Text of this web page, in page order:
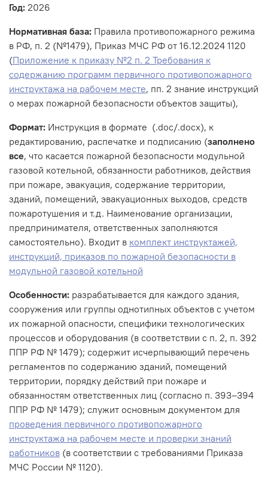
Год: 2026
Нормативная база: Правила противопожарного режима
в РФ, п. 2 (№1479), Приказ МЧС РФ от 16.12.2024 1120
(Приложение к приказу №2 п. 2 Требования к
содержанию программ первичного противопожарного
инструктажа на рабочем месте, пп. 2 знание инструкций
о мерах пожарной безопасности объектов защиты),
Формат: Инструкция в формате (.doc/.docx), к
редактированию, распечатке и подписанию (заполнено
все, что касается пожарной безопасности модульной
газовой котельной, обязанности работников, действия
при пожаре, эвакуация, содержание территории,
зданий, помещений, эвакуационных выходов, средств
пожаротушения и т.д. Наименование организации,
предпринимателя, ответственных заполняются
самостоятельно). Входит в комплект инструктажей,
инструкций, приказов по пожарной безопасности в
модульной газовой котельной
Особенности: разрабатывается для каждого здания,
сооружения или группы однотипных объектов с учетом
их пожарной опасности, специфики технологических
процессов и оборудования (в соответствии с п. 2, п. 392
ППР РФ № 1479); содержит исчерпывающий перечень
регламентов по содержанию зданий, помещений
территории, порядку действий при пожаре и
обязанностям ответственных лиц (согласно п. 393–394
ППР РФ № 1479); служит основным документом для
проведения первичного противопожарного
инструктажа на рабочем месте и проверки знаний
работников (в соответствии с требованиями Приказа
МЧС России № 1120).